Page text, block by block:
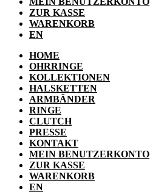
ZUR KASSE
WARENKORB
EN
HOME
OHRRINGE
KOLLEKTIONEN
HALSKETTEN
ARMBÄNDER
RINGE
CLUTCH
PRESSE
KONTAKT
MEIN BENUTZERKONTO
ZUR KASSE
WARENKORB
EN